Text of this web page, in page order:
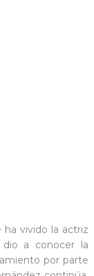
ha vivido la actriz
dio a conocer la
por parte